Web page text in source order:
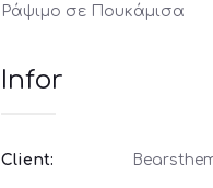
Ράψιμο σε Πουκάμισα
Infor
Client: